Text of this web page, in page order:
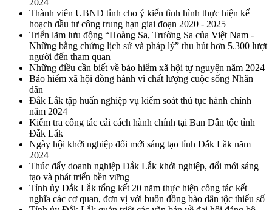
2024
Thành viên UBND tỉnh cho ý kiến tình hình thực hiện kế
hoạch đầu tư công trung hạn giai đoạn 2020 - 2025
Triển lãm lưu động “Hoàng Sa, Trường Sa của Việt Nam -
Những bằng chứng lịch sử và pháp lý” thu hút hơn 5.300 lượt
người đến tham quan
Những điều cần biết về bảo hiểm xã hội tự nguyện năm 2024
Bảo hiểm xã hội đồng hành vì chất lượng cuộc sống Nhân
dân
Đắk Lắk tập huấn nghiệp vụ kiểm soát thủ tục hành chính
năm 2024
Kiểm tra công tác cải cách hành chính tại Ban Dân tộc tỉnh
Đắk Lắk
Ngày hội khởi nghiệp đổi mới sáng tạo tỉnh Đắk Lắk năm
2024
Thúc đẩy doanh nghiệp Đắk Lắk khởi nghiệp, đổi mới sáng
tạo và phát triển bền vững
Tỉnh ủy Đắk Lắk tổng kết 20 năm thực hiện công tác kết
nghĩa các cơ quan, đơn vị với buôn đồng bào dân tộc thiểu số